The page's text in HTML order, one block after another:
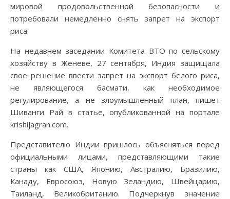
мировой продовольственной безопасности и
потребовали немедленно снять запрет на экспорт
риса.
На недавнем заседании Комитета ВТО по сельскому
хозяйству в Женеве, 27 сентября, Индия защищала
свое решение ввести запрет на экспорт белого риса,
не являющегося басмати, как необходимое
регулирование, а не злоумышленный план, пишет
Шиванги Рай в статье, опубликованной на портале
krishijagran.com.
Представителю Индии пришлось объясняться перед
официальными лицами, представляющими такие
страны как США, Японию, Австралию, Бразилию,
Канаду, Евросоюз, Новую Зеландию, Швейцарию,
Таиланд, Великобританию. Подчеркнув значение